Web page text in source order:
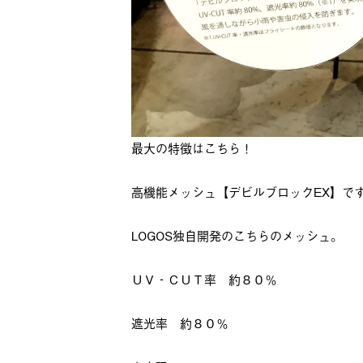
最大の特徴はこちら！
高機能メッシュ【デビルブロックEX】で
LOGOS独自開発のこちらのメッシュ。
ＵＶ‐ＣＵＴ率 約８０％
遮光率 約８０％